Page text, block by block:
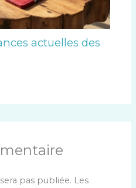
actuelles des
pas publiée. Les